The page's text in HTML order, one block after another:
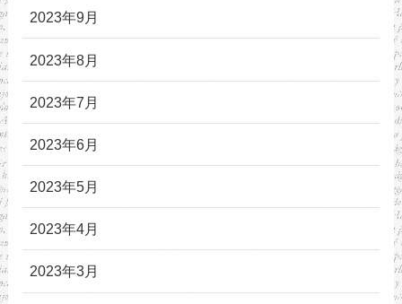
2023年9月
2023年8月
2023年7月
2023年6月
2023年5月
2023年4月
2023年3月